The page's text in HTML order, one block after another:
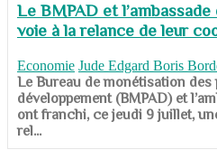
Le BMPAD et
voie à la relance de leur
Economie Jude Edgard Boris
​​​​​​​Le Bureau de monétisation des
développement (BMPAD) et
ont franchi, ce jeudi 9 juillet,
rel...